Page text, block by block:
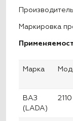
Маркировка
Марка
ВАЗ
(LADA)
2110